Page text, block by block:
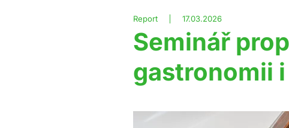
Report 17.03.2026
Seminář
gastronomii